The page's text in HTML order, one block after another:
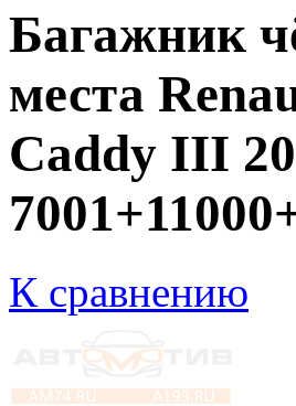
Багажник
места
Caddy III
К сравнению